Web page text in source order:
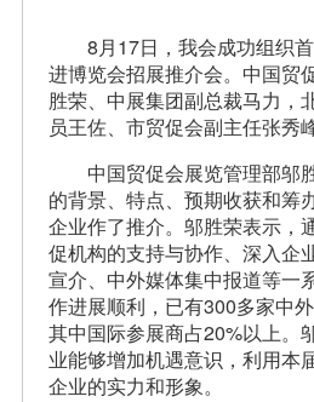
8月17日，我会成功组织
进博览会招展推介会。中国贸
胜荣、中展集团副总裁马力，
员王佐、市贸促会副主任张秀
中国贸促会展览管理部邬
的背景、特点、预期收获和筹
企业作了推介。邬胜荣表示，
促机构的支持与协作、深入企
宣介、中外媒体集中报道等一
作进展顺利，已有300多家中
其中国际参展商占20%以上。
业能够增加机遇意识，利用本
企业的实力和形象。